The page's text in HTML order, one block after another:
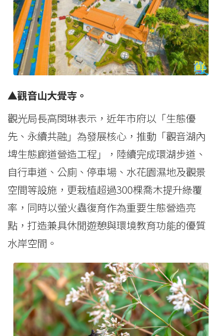
▲觀音山大覺寺。
觀光局長高閔琳表示，近年市府以「生態優
先、永續共融」為發展核心，推動「觀音湖內
埤生態廊道營造工程」，陸續完成環湖步道、
自行車道、公廁、停車場、水花園濕地及觀景
空間等設施，更栽植超過300棵喬木提升綠覆
率，同時以螢火蟲復育作為重要生態營造亮
點，打造兼具休閒遊憩與環境教育功能的優質
水岸空間。